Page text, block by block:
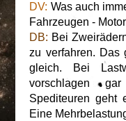
DV: Was auch
Fahrzeugen -
DB: Bei
zu verfahren. Das
gleich. Bei
vorschlagen
Spediteuren geht
Eine